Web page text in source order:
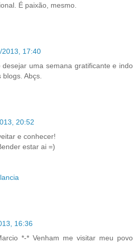
É paixão, mesmo.
2013, 17:40
desejar uma semana gratificante e indo
Abçs.
20:52
e conhecer!
estar ai =)
16:36
*-* Venham me visitar meu povo